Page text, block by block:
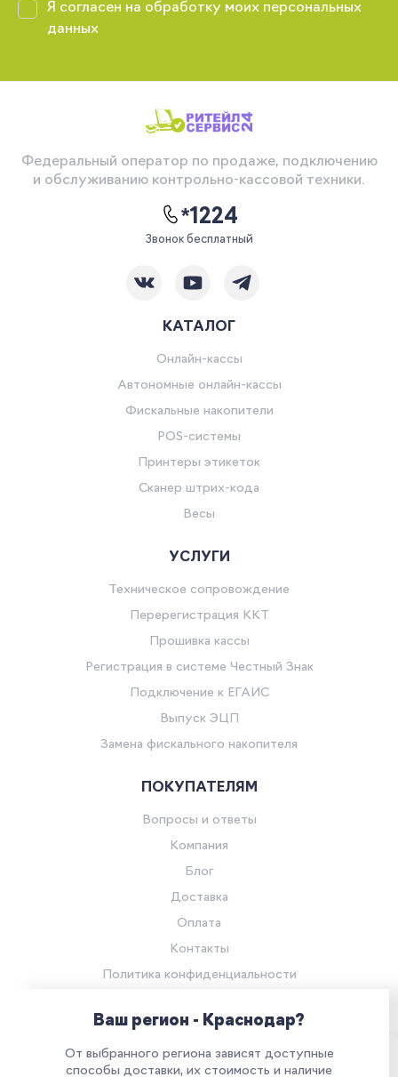
Я согласен на обработку моих персональных
данных
Федеральный оператор по продаже, подключению
и обслуживанию контрольно-кассовой техники.
*1224
Звонок бесплатный
КАТАЛОГ
Онлайн-кассы
Автономные онлайн-кассы
Фискальные накопители
POS-системы
Принтеры этикеток
Сканер штрих-кода
Весы
УСЛУГИ
Техническое сопровождение
Перерегистрация ККТ
Прошивка кассы
Регистрация в системе Честный Знак
Подключение к ЕГАИС
Выпуск ЭЦП
Замена фискального накопителя
ПОКУПАТЕЛЯМ
Вопросы и ответы
Компания
Блог
Доставка
Оплата
Контакты
Политика конфиденциальности
Все права защищены.
Наш сайт использует куки. Продолжая им
Ваш регион - Краснодар?
От выбранного региона зависят доступные
способы доставки, их стоимость и наличие